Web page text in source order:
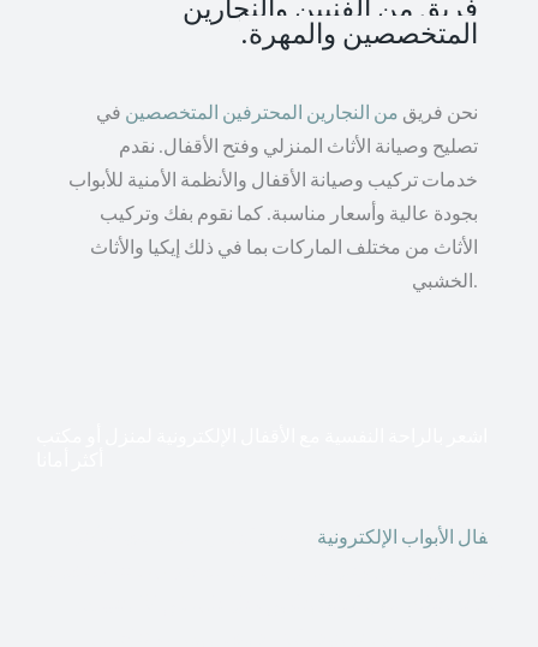
فريق من الفنيين والنجارين
المتخصصين والمهرة.
نحن فريق من النجارين المحترفين المتخصصين في
تصليح وصيانة الأثاث المنزلي وفتح الأقفال. نقدم
خدمات تركيب وصيانة الأقفال والأنظمة الأمنية للأبواب
بجودة عالية وأسعار مناسبة. كما نقوم بفك وتركيب
الأثاث من مختلف الماركات بما في ذلك إيكيا والأثاث
الخشبي.
فال الأبواب الإلكترونية